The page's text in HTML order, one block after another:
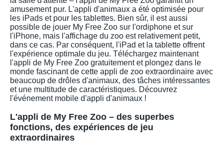
amusement pur. L'appli d'animaux a été optimisée pour
les iPads et pour les tablettes. Bien sûr, il est aussi
possible de jouer My Free Zoo sur l'ordiphone et sur
l'iPhone, mais l'affichage du zoo est relativement petit,
dans ce cas. Par conséquent, l'iPad et la tablette offrent
l'expérience optimale du jeu. Téléchargez maintenant
l'appli de My Free Zoo gratuitement et plongez dans le
monde fascinant de cette appli de zoo extraordinaire avec
beaucoup de drôles d'animaux, des tâches intéressantes
et une multitude de caractéristiques. Découvrez
l'événement mobile d'appli d'animaux !
L'appli de My Free Zoo – des superbes
fonctions, des expériences de jeu
extraordinaires